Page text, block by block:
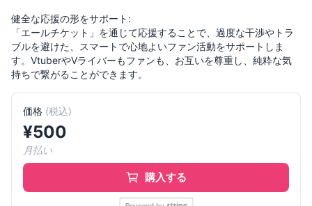
健全な応援の形をサポート:
「エールチケット」を通じて応援することで、過度な干渉やトラ
ブルを避けた、スマートで心地よいファン活動をサポートしま
す。VtuberやVライバーもファンも、お互いを尊重し、純粋な気
持ちで繋がることができます。
価格 (税込)
¥500
月払い
購入する